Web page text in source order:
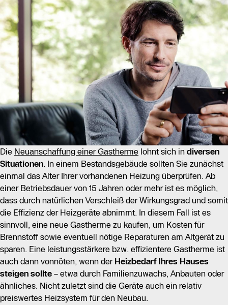
Die Neuanschaffung einer Gastherme lohnt sich in diversen
Situationen. In einem Bestandsgebäude sollten Sie zunächst
einmal das Alter Ihrer vorhandenen Heizung überprüfen. Ab
einer Betriebsdauer von 15 Jahren oder mehr ist es möglich,
dass durch natürlichen Verschleiß der Wirkungsgrad und somit
die Effizienz der Heizgeräte abnimmt. In diesem Fall ist es
sinnvoll, eine neue Gastherme zu kaufen, um Kosten für
Brennstoff sowie eventuell nötige Reparaturen am Altgerät zu
sparen. Eine leistungsstärkere bzw. effizientere Gastherme ist
auch dann vonnöten, wenn der Heizbedarf Ihres Hauses
steigen sollte – etwa durch Familienzuwachs, Anbauten oder
ähnliches. Nicht zuletzt sind die Geräte auch ein relativ
preiswertes Heizsystem für den Neubau.